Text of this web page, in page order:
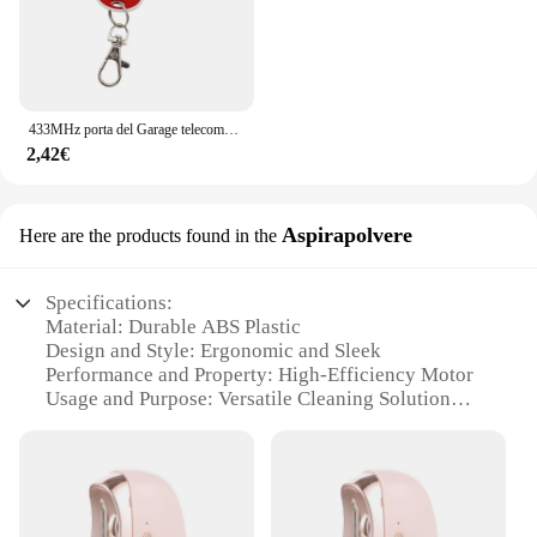
433MHz porta del Garage telecomando 4 chiavi copia telecomando universale clonazione cancello elettrico telecomando duplicatore chiave
2,42€
Here are the products found in the Aspirapolvere
Specifications:
Material: Durable ABS Plastic
Design and Style: Ergonomic and Sleek
Performance and Property: High-Efficiency Motor
Usage and Purpose: Versatile Cleaning Solution
Parts and Accessories: Includes Dust Bag and Filter
Features: